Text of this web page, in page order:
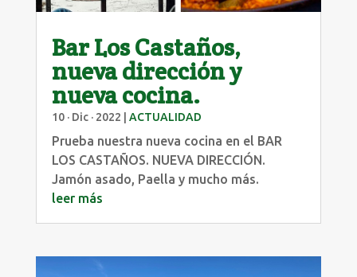
Bar Los Castaños,
nueva dirección y
nueva cocina.
10 · Dic · 2022 ACTUALIDAD
Prueba nuestra nueva cocina en el BAR
LOS CASTAÑOS. NUEVA DIRECCIÓN.
Jamón asado, Paella y mucho más.
leer más